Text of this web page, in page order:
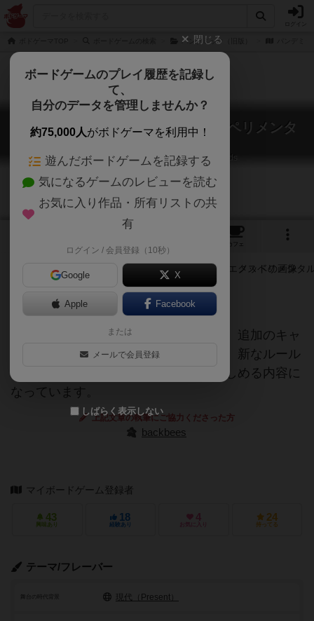
パンデミック（旧版）
パンデミック：完全治療 エクスペリメンタ
Pandemic: The Cure – Experimental Meds
カフェ
生物学
「パンデミック：完全治療」の拡張版。追加のキャ
ラクターカード、ウイルスダイスの他、新なルール
も盛り込まれ、更にベースゲームを楽しめる内容に
なっています。
上記文章の執筆にご協力くださった方
backbees
マイボードゲーム登録者
43
興味あり
18
経験あり
4
お気に入り
24
持ってる
テーマ/フレーバー
舞台の時代背景 現代（Present）
閉じる
ボードゲームのプレイ履歴を記録し
て、
自分のデータを管理しませんか？
約75,000人がボドゲーマを利用中！
遊んだボードゲームを記録する
気になるゲームのレビューを読む
お気に入り作品・所有リストの共
有
ログイン / 会員登録（10秒）
Google X
Apple Facebook
または
メールで会員登録
しばらく表示しない